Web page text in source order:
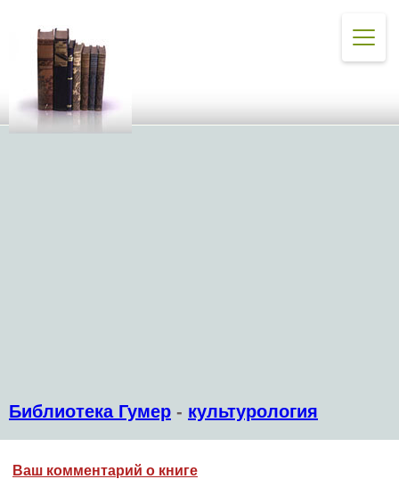
Библиотека Гумер - культурология
Ваш комментарий о книге